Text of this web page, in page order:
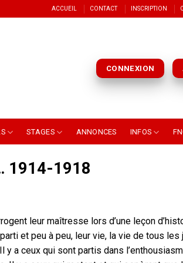
ACCUEIL CONTACT INSCRIPTION
CONNEXION
STAGES ANNONCES INFOS
1914-1918
leur maîtresse lors d’une leçon
et peu à peu, leur vie, la vie de tous
y a ceux qui sont partis dans